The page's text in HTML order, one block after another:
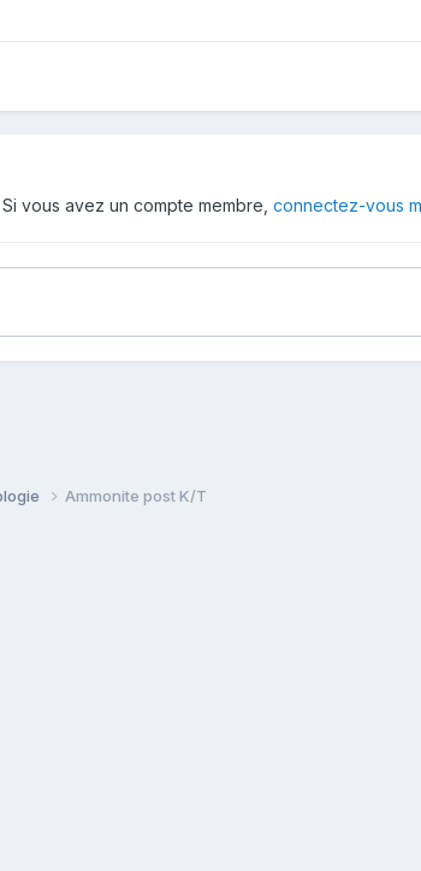
vous avez un compte membre, connectez-vous
Ammonite post K/T